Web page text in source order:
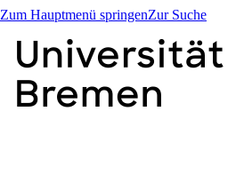
Zum Hauptmenü springenZur Suche